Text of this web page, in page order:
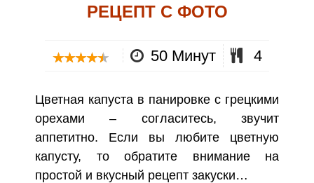
РЕЦЕПТ С ФОТО
50 Минут 4
Цветная капуста в панировке с грецкими
орехами – согласитесь, звучит
аппетитно. Если вы любите цветную
капусту, то обратите внимание на
простой и вкусный рецепт закуски…